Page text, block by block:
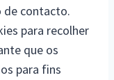
de contacto.
para recolher
que os
para fins